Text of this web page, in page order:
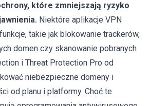
które zmniejszają ryzyko
Niektóre aplikacje VPN
takie jak blokowanie trackerów,
domen czy skanowanie pobranych
i Threat Protection Pro od
niebezpieczne domeny i
od planu i platformy. Choć te